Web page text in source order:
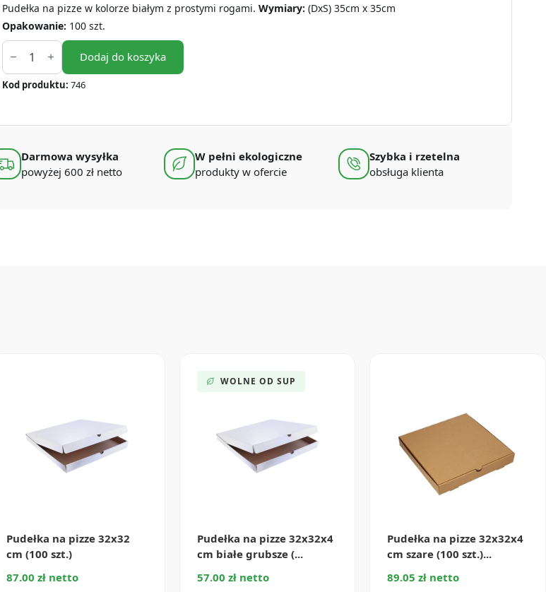
Pudełka na pizze w kolorze białym z prostymi rogami. Wymiary: (DxS) 35cm x 35cm
Opakowanie: 100 szt.
ilość
Pudełka
na
pizze
35x35x4
(100
[pr.
rogi]
Dodaj do koszyka
Kod produktu: 746
Darmowa wysyłka
powyżej 600 zł netto
W pełni ekologiczne
produkty w ofercie
Szybka i rzetelna
obsługa klienta
Pudełka na pizze 32x32
cm (100 szt.)
87.00 zł netto
WOLNE OD SUP
Pudełka na pizze 32x32x4
cm białe grubsze (...
57.00 zł netto
Pudełka na pizze 32x32x4
cm szare (100 szt.)...
89.05 zł netto